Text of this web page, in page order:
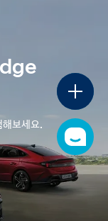
보세요.
로
팅
메
뉴
열
기
의
구
매
혜
택
챗
봇
새
창